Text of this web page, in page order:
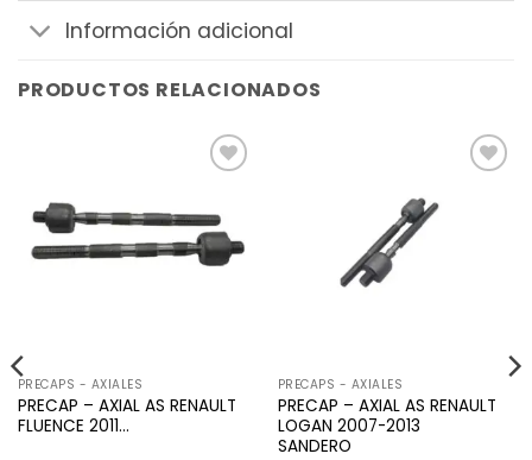
Información adicional
PRODUCTOS RELACIONADOS
lista de
deseos
PRECAPS - AXIALES
PRECAP – AXIAL AS RENAULT
FLUENCE 2011…
PRECAPS - AXIALES
PRECAP – AXIAL AS RENAULT
LOGAN 2007-2013
SANDERO